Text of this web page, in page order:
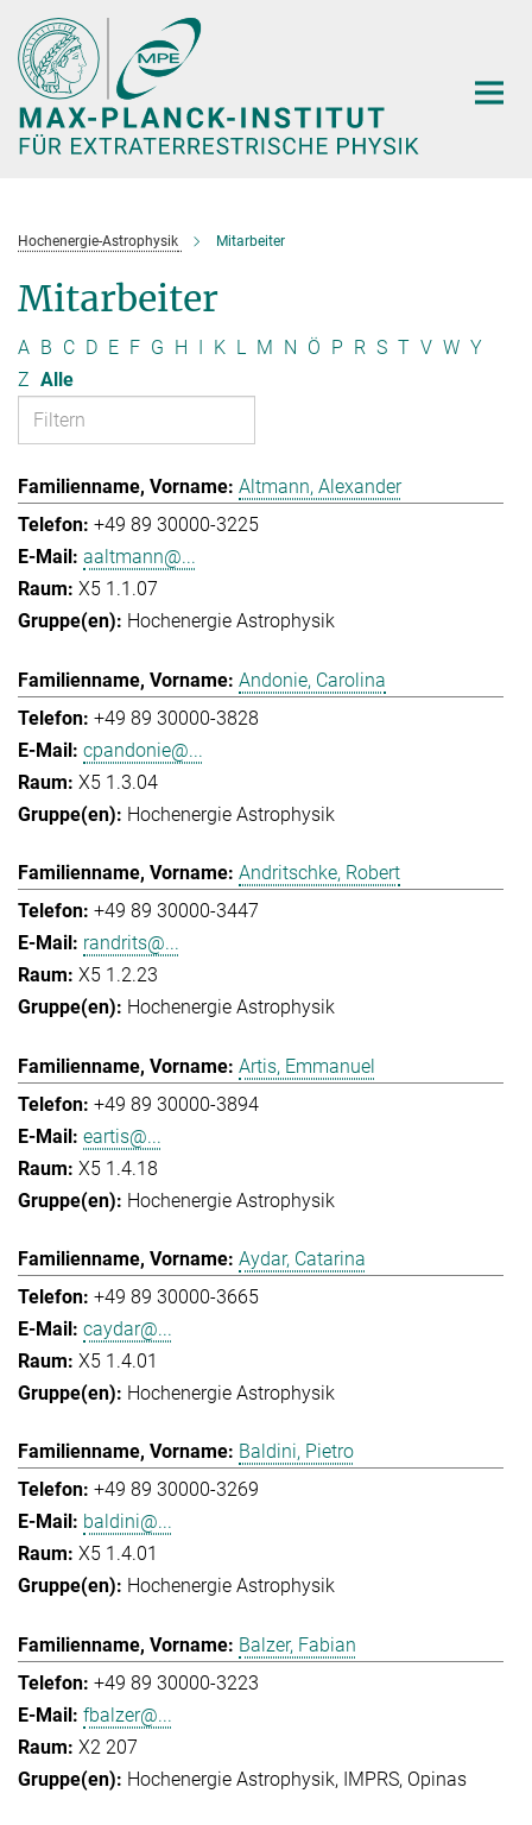
Hauptinhalt
Hochenergie-Astrophysik Mitarbeiter
Mitarbeiter
A B C D E F G H I K L M N Ö P R S T V W Y
Z Alle
Altmann, Alexander
+49 89 30000-3225
aaltmann@...
X5 1.1.07
Hochenergie Astrophysik
Andonie, Carolina
+49 89 30000-3828
cpandonie@...
X5 1.3.04
Hochenergie Astrophysik
Andritschke, Robert
+49 89 30000-3447
randrits@...
X5 1.2.23
Hochenergie Astrophysik
Artis, Emmanuel
+49 89 30000-3894
eartis@...
X5 1.4.18
Hochenergie Astrophysik
Aydar, Catarina
+49 89 30000-3665
caydar@...
X5 1.4.01
Hochenergie Astrophysik
Baldini, Pietro
+49 89 30000-3269
baldini@...
X5 1.4.01
Hochenergie Astrophysik
Balzer, Fabian
+49 89 30000-3223
fbalzer@...
X2 207
Hochenergie Astrophysik IMPRS Opinas